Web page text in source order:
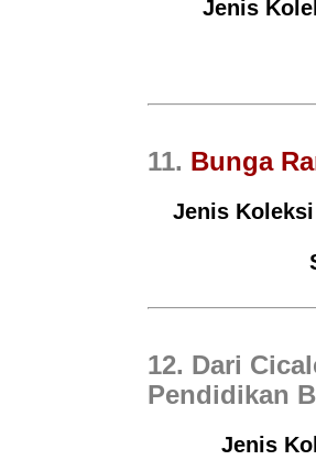
Jenis
11. Bunga
Jenis
12. Dari
Pendidikan
Jenis